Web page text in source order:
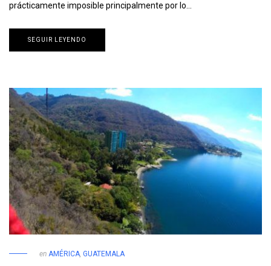
prácticamente imposible principalmente por lo…
SEGUIR LEYENDO
en AMÉRICA, GUATEMALA